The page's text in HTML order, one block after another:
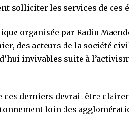
solliciter les services de ces
organisée par Radio
des acteurs de la société
invivables suite à
derniers devrait être
loin des